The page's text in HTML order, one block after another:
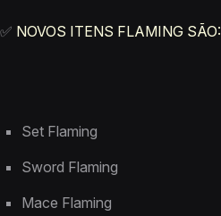
✅ NOVOS ITENS FLAMING SÃO:
Set Flaming
Sword Flaming
Mace Flaming